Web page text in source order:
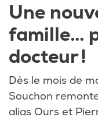
Une
famille...
docteur !
Dès le mois de
Souchon
alias Ours et